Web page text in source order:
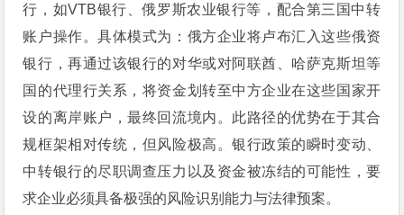
行，如VTB银行、俄罗斯农业银行等，配合第三国中转
账户操作。具体模式为：俄方企业将卢布汇入这些俄资
银行，再通过该银行的对华或对阿联酋、哈萨克斯坦等
国的代理行关系，将资金划转至中方企业在这些国家开
设的离岸账户，最终回流境内。此路径的优势在于其合
规框架相对传统，但风险极高。银行政策的瞬时变动、
中转银行的尽职调查压力以及资金被冻结的可能性，要
求企业必须具备极强的风险识别能力与法律预案。